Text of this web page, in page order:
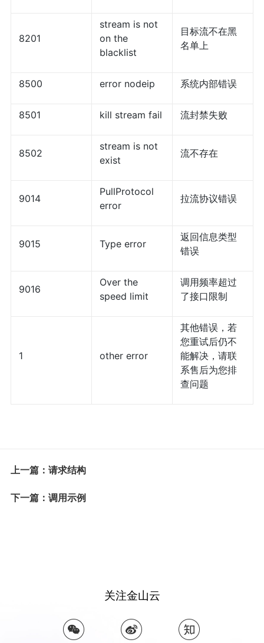
8201
stream is not
on the
blacklist
目标流不在黑
名单上
8500 error nodeip 系统内部错误
8501 kill stream fail 流封禁失败
8502
stream is not
exist
流不存在
9014
PullProtocol
error
拉流协议错误
9015 Type error
返回信息类型
错误
9016
Over the
speed limit
调用频率超过
了接口限制
1 other error
其他错误，若
您重试后仍不
能解决，请联
系售后为您排
查问题
上一篇：请求结构
下一篇：调用示例
关注金山云